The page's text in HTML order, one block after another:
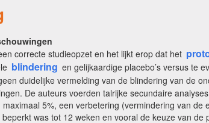
correcte studieopzet en het lijkt erop dat het
blindering en gelijkaardige placebo’s versus te
duidelijke vermelding van de blindering van de
De auteurs voerden talrijke secundaire
5%, een verbetering (vermindering van
was tot 12 weken en vooral de keuze van